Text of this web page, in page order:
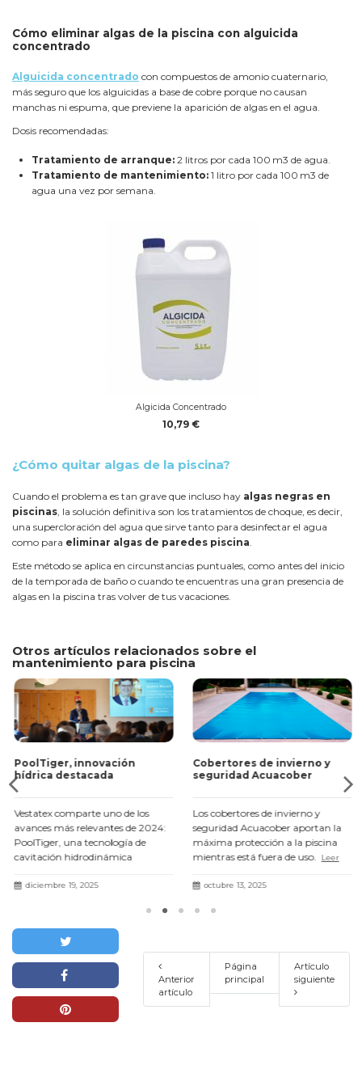
Cómo eliminar algas de la piscina con alguicida
concentrado
Alguicida concentrado con compuestos de amonio cuaternario,
más seguro que los alguicidas a base de cobre porque no causan
manchas ni espuma, que previene la aparición de algas en el agua.
Dosis recomendadas:
Tratamiento de arranque: 2 litros por cada 100 m3 de agua.
Tratamiento de mantenimiento: 1 litro por cada 100 m3 de
agua una vez por semana.
Algicida Concentrado
10,79 €
¿Cómo quitar algas de la piscina?
Cuando el problema es tan grave que incluso hay algas negras en
piscinas, la solución definitiva son los tratamientos de choque, es decir,
una supercloración del agua que sirve tanto para desinfectar el agua
como para eliminar algas de paredes piscina.
Este método se aplica en circunstancias puntuales, como antes del inicio
de la temporada de baño o cuando te encuentras una gran presencia de
algas en la piscina tras volver de tus vacaciones.
Otros artículos relacionados sobre el
mantenimiento para piscina
PoolTiger, innovación
hídrica destacada
Vestatex comparte uno de los
avances más relevantes de 2024:
PoolTiger, una tecnología de
cavitación hidrodinámica
Turisme con resultados un 71 %
diciembre 19, 2025
Cobertores de invierno y
seguridad Acuacober
Los cobertores de invierno y
seguridad Acuacober aportan la
máxima protección a la piscina
mientras está fuera de uso.
Leer
octubre 13, 2025
Anterior
artículo
Página
principal
Artículo
siguiente